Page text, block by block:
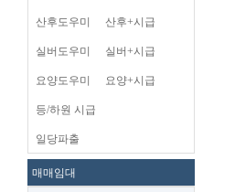
산후도우미 산후+시급
실버도우미 실버+시급
요양도우미 요양+시급
등/하원 시급
일당파출
매매임대